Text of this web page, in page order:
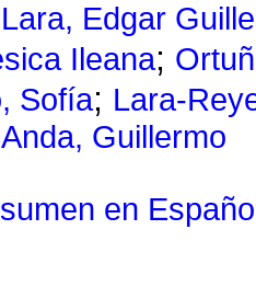
Edgar
Ileana;
Sofía; Lara-
Guillermo
en